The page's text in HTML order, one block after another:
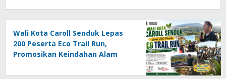
Wali Kota Caroll Senduk Lepas
200 Peserta Eco Trail Run,
Promosikan Keindahan Alam